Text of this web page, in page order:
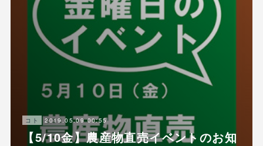
コト 2019.05.09 00:55
【5/10金】農産物直売イベントのお知